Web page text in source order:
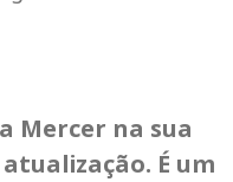
Mercer na sua
É um